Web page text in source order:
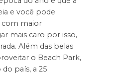
e você pode
com maior
mais caro por isso,
Além das belas
o Beach Park,
país, a 25